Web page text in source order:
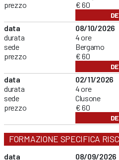
prezzo
€ 60
data
durata
sede
prezzo
08/10/2026
4 ore
Bergamo
€ 60
data
durata
sede
prezzo
02/11/2026
4 ore
Clusone
€ 60
FORMAZIONE SPECIFICA
data
08/09/2026